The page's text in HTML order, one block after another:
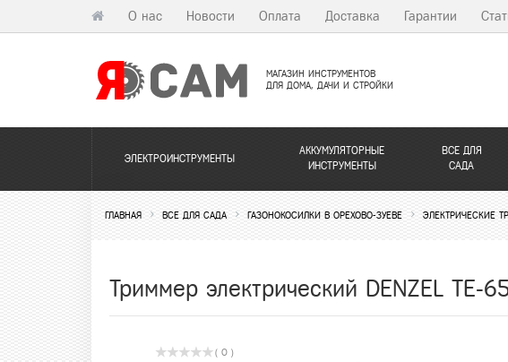
О нас Новости Оплата Доставка Гарантии
МАГАЗИН ИНСТРУМЕНТОВ
ДЛЯ ДОМА, ДАЧИ И СТРОЙКИ
ЭЛЕКТРОИНСТРУМЕНТЫ
АККУМУЛЯТОРНЫЕ
ИНСТРУМЕНТЫ
ВСЕ ДЛЯ
САДА
ГЛАВНАЯ ВСЕ ДЛЯ САДА ГАЗОНОКОСИЛКИ В ОРЕХОВО-ЗУЕВЕ ЭЛЕКТРИЧЕСКИЕ
Триммер электрический DENZEL TE-
( 0 )